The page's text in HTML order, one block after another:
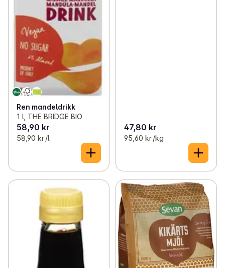
Ren mandeldrikk
1 l, THE BRIDGE BIO
58,90 kr
58,90 kr /l
47,80 kr
95,60 kr /kg